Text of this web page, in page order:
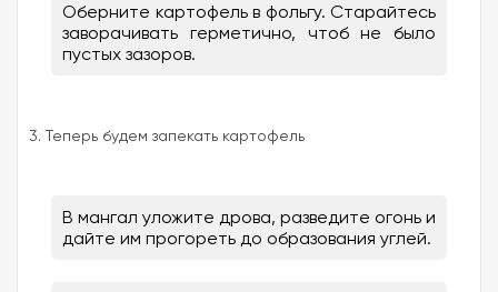
Оберните картофель в фольгу. Старайтесь
заворачивать герметично, чтоб не было
пустых зазоров.
3. Теперь будем запекать картофель
В мангал уложите дрова, разведите огонь и
дайте им прогореть до образования углей.